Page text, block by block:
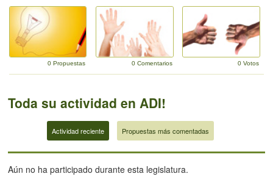
0 Propuestas 0 Comentarios 0 Votos
Toda su actividad en ADI!
Actividad reciente Propuestas más comentadas
Aún no ha participado durante esta legislatura.